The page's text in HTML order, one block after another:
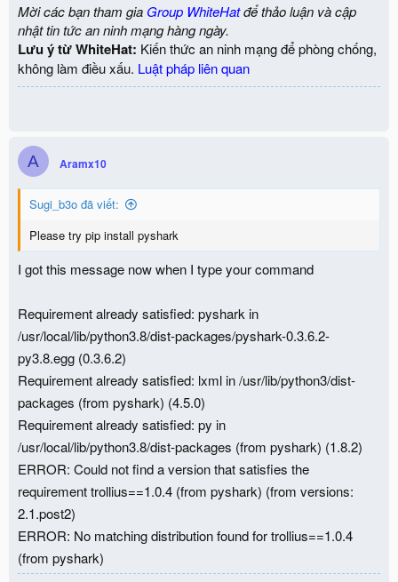
Mời các bạn tham gia Group WhiteHatđể thảo luận và cập
nhật tin tức an ninh mạng hàng ngày.
Lưu ý từ WhiteHat: Kiến thức an ninh mạng để phòng chống,
không làm điều xấu. Luật pháp liên quan
A Aramx10
Sugi_b3o đã viết:
Please try pip install pyshark
I got this message now when I type your command
Requirement already satisfied: pyshark in
/usr/local/lib/python3.8/dist-packages/pyshark-0.3.6.2-
py3.8.egg (0.3.6.2)
Requirement already satisfied: lxml in /usr/lib/python3/dist-
packages (from pyshark) (4.5.0)
Requirement already satisfied: py in
/usr/local/lib/python3.8/dist-packages (from pyshark) (1.8.2)
ERROR: Could not find a version that satisfies the
requirement trollius==1.0.4 (from pyshark) (from versions:
2.1.post2)
ERROR: No matching distribution found for trollius==1.0.4
(from pyshark)